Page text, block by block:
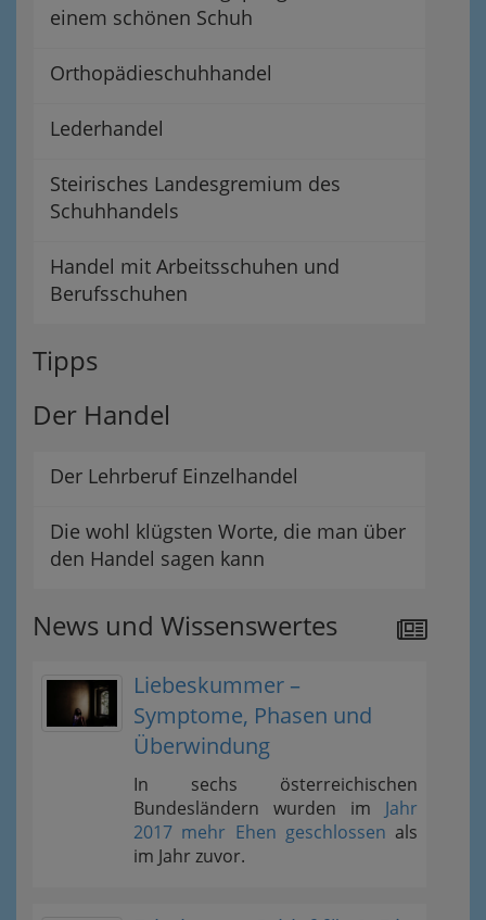
einem schönen Schuh
Orthopädieschuhhandel
Lederhandel
Steirisches Landesgremium des
Schuhhandels
Handel mit Arbeitsschuhen und
Berufsschuhen
Tipps
Der Handel
Der Lehrberuf Einzelhandel
Die wohl klügsten Worte, die man über
den Handel sagen kann
News und Wissenswertes
Liebeskummer –
Symptome, Phasen und
Überwindung
In sechs österreichischen
Bundesländern wurden im Jahr
2017 mehr Ehen geschlossen als
im Jahr zuvor.